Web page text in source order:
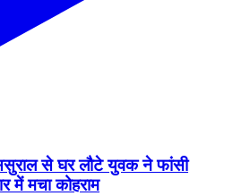
से घर लौटे युवक ने फांसी
में मचा कोहराम